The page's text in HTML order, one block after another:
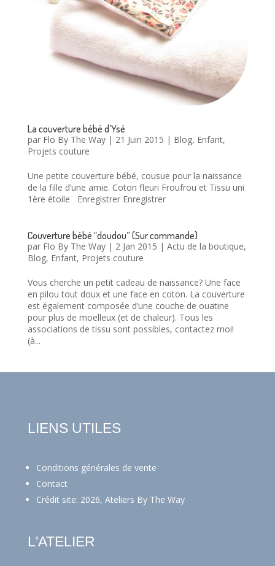
La couverture bébé d’Ysé
par Flo By The Way| 21 Juin 2015 | Blog, Enfant,
Projets couture
Une petite couverture bébé, cousue pour la naissance
de la fille d’une amie. Coton fleuri Froufrou et Tissu uni
1ère étoile Enregistrer Enregistrer
Couverture bébé “doudou” (Sur commande)
par Flo By The Way| 2 Jan 2015 | Actu de la boutique,
Blog, Enfant, Projets couture
Vous cherche un petit cadeau de naissance? Une face
en pilou tout doux et une face en coton. La couverture
est également composée d’une couche de ouatine
pour plus de moelleux (et de chaleur). Tous les
associations de tissu sont possibles, contactez moi!
(à...
LIENS UTILES
Conditions générales de vente
Contact
Crédit site: 2026, Ateliers By The Way
L'ATELIER